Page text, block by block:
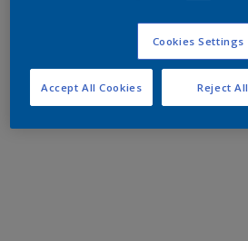
Cookies Settings
Reject All
Accept All Cookies